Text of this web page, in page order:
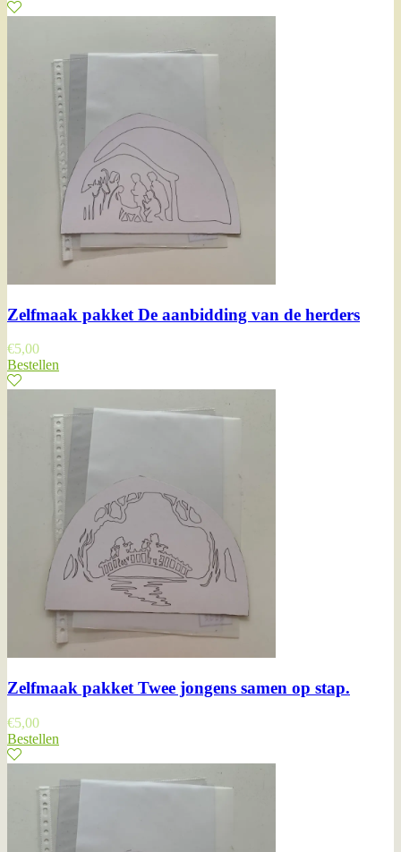
Zelfmaak pakket De aanbidding van de herders
€5,00
Bestellen
Zelfmaak pakket Twee jongens samen op stap.
€5,00
Bestellen